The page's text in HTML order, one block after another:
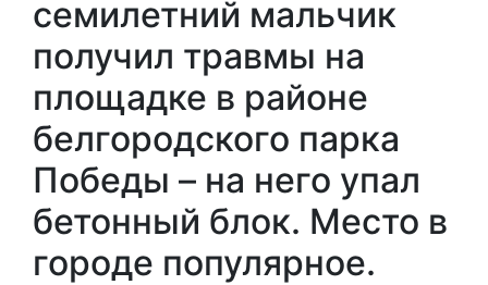
семилетний мальчик
получил травмы на
площадке в районе
белгородского парка
Победы – на него упал
бетонный блок. Место в
городе популярное.